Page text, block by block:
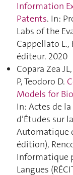
Information
Patents. In:
Labs of the
Cappellato L.,
éditeur. 2020
Copara Zea
P, Teodoro D.
Models for
In: Actes de
d’Études sur
Automatique
édition),
Informatique
Langues